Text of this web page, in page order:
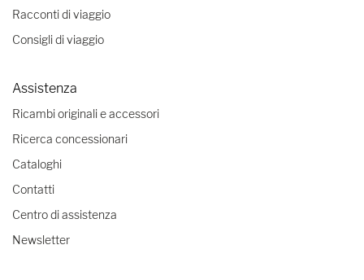
Racconti di viaggio
Consigli di viaggio
Assistenza
Ricambi originali e accessori
Ricerca concessionari
Cataloghi
Contatti
Centro di assistenza
Newsletter